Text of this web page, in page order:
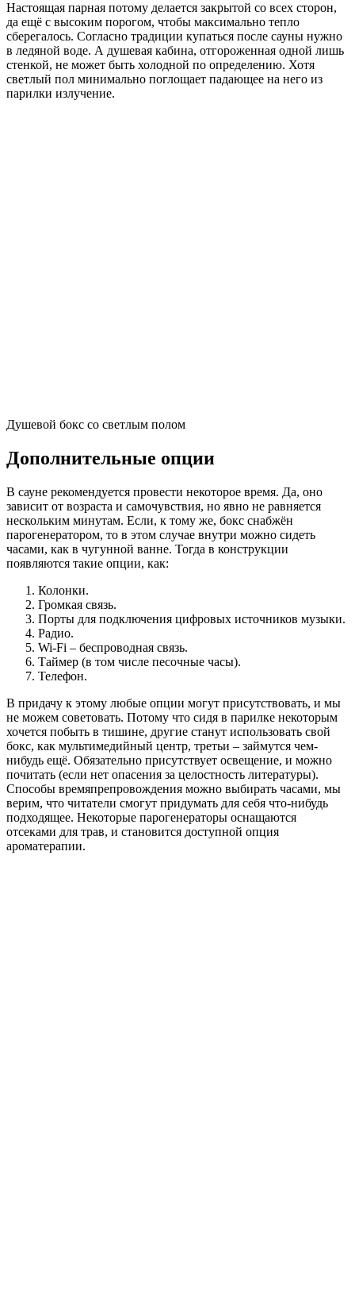
Настоящая парная потому делается закрытой со всех сторон,
да ещё с высоким порогом, чтобы максимально тепло
сберегалось. Согласно традиции купаться после сауны нужно
в ледяной воде. А душевая кабина, отгороженная одной лишь
стенкой, не может быть холодной по определению. Хотя
светлый пол минимально поглощает падающее на него из
парилки излучение.
Душевой бокс со светлым полом
Дополнительные опции
В сауне рекомендуется провести некоторое время. Да, оно
зависит от возраста и самочувствия, но явно не равняется
нескольким минутам. Если, к тому же, бокс снабжён
парогенератором, то в этом случае внутри можно сидеть
часами, как в чугунной ванне. Тогда в конструкции
появляются такие опции, как:
Колонки.
Громкая связь.
Порты для подключения цифровых источников музыки.
Радио.
Wi-Fi – беспроводная связь.
Таймер (в том числе песочные часы).
Телефон.
В придачу к этому любые опции могут присутствовать, и мы
не можем советовать. Потому что сидя в парилке некоторым
хочется побыть в тишине, другие станут использовать свой
бокс, как мультимедийный центр, третьи – займутся чем-
нибудь ещё. Обязательно присутствует освещение, и можно
почитать (если нет опасения за целостность литературы).
Способы времяпрепровождения можно выбирать часами, мы
верим, что читатели смогут придумать для себя что-нибудь
подходящее. Некоторые парогенераторы оснащаются
отсеками для трав, и становится доступной опция
ароматерапии.